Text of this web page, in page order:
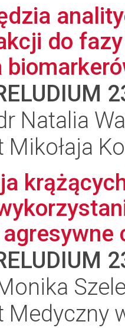
do
Natalia
Mikołaja
Medyczny